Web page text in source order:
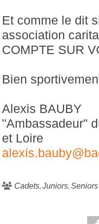
Et comme le dit
association
COMPTE SUR
Bien
Alexis BAUBY
"Ambassadeur"
et Loire
Cadets Juniors Seniors